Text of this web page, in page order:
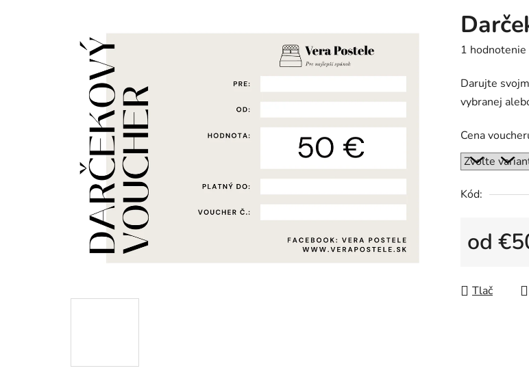
Priemerné
produktu
je
z
5
1 hodnotenie
Darujte
vybranej
Cena
Kód:
od
Jednotková
Tlač